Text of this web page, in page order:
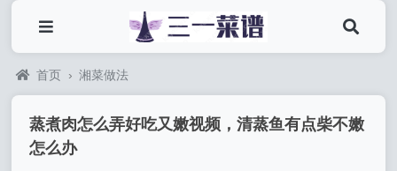
首页 › 湘菜做法
蒸煮肉怎么弄好吃又嫩视频，清蒸鱼有点柴不嫩
怎么办